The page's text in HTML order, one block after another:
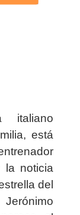
italiano
está
la noticia
del